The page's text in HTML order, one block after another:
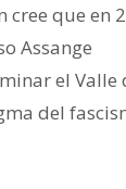
cree que en
Assange
el Valle
del